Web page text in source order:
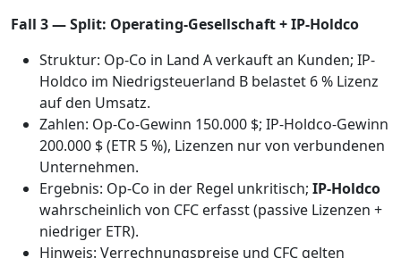
Fall 3 — Split: Operating-Gesellschaft + IP-Holdco
Struktur: Op-Co in Land A verkauft an Kunden; IP-
Holdco im Niedrigsteuerland B belastet 6 % Lizenz
auf den Umsatz.
Zahlen: Op-Co-Gewinn 150.000 $; IP-Holdco-Gewinn
200.000 $ (ETR 5 %), Lizenzen nur von verbundenen
Unternehmen.
Ergebnis: Op-Co in der Regel unkritisch; IP-Holdco
wahrscheinlich von CFC erfasst (passive Lizenzen +
niedriger ETR).
Hinweis: Verrechnungspreise und CFC gelten